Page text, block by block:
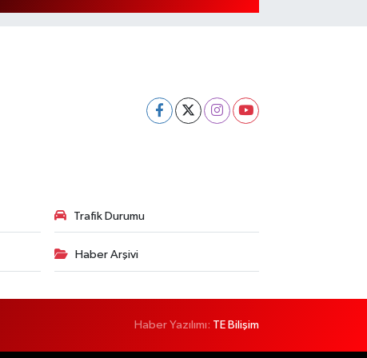
Trafik Durumu
Haber Arşivi
Haber Yazılımı: TE Bilişim